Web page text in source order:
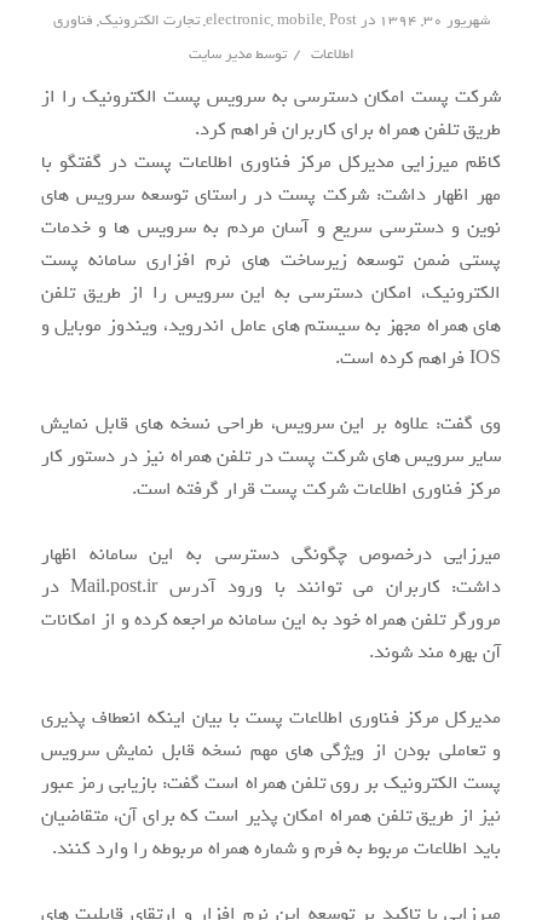
شهریور ۳۰, ۱۳۹۴ در electronic,mobile,Post
,تجارت الکترونیک, فناوری
اطلاعات / توسطمدیر سایت
شرکت پست امکان دسترسی به سرویس پست الکترونیک را از
طریق تلفن همراه برای کاربران فراهم کرد.
کاظم میرزایی مدیرکل مرکز فناوری اطلاعات پست در گفتگو با
مهر اظهار داشت: شرکت پست در راستای توسعه سرویس های
نوین و دسترسی سریع و آسان مردم به سرویس ها و خدمات
پستی ضمن توسعه زیرساخت های نرم افزاری سامانه پست
الکترونیک، امکان دسترسی به این سرویس را از طریق تلفن
های همراه مجهز به سیستم های عامل اندروید، ویندوز موبایل و
IOS فراهم کرده است.
وی گفت: علاوه بر این سرویس، طراحی نسخه های قابل نمایش
سایر سرویس های شرکت پست در تلفن همراه نیز در دستور کار
مرکز فناوری اطلاعات شرکت پست قرار گرفته است.
میرزایی درخصوص چگونگی دسترسی به این سامانه اظهار
داشت: کاربران می توانند با ورود آدرس Mail.post.ir در
مرورگر تلفن همراه خود به این سامانه مراجعه کرده و از امکانات
آن بهره مند شوند.
مدیرکل مرکز فناوری اطلاعات پست با بیان اینکه انعطاف پذیری
و تعاملی بودن از ویژگی های مهم نسخه قابل نمایش سرویس
پست الکترونیک بر روی تلفن همراه است گفت: بازیابی رمز عبور
نیز از طریق تلفن همراه امکان پذیر است که برای آن، متقاضیان
باید اطلاعات مربوط به فرم و شماره همراه مربوطه را وارد کنند.
میرزایی با تاکید بر توسعه این نرم افزار و ارتقای قابلیت های